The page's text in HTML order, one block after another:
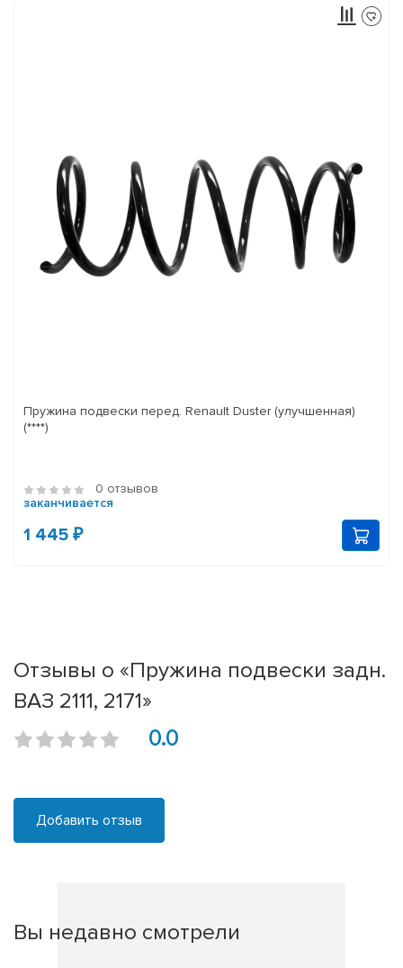
Пружина подвески перед. Renault Duster (улучшенная)
(****)
0 отзывов
заканчивается
1 445 ₽
Отзывы о «Пружина подвески задн.
ВАЗ 2111, 2171»
0.0
Добавить отзыв
Вы недавно смотрели